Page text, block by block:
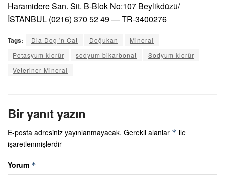
Haramidere San. Sit. B-Blok No:107 Beylikdüzü/
İSTANBUL (0216) 370 52 49 — TR-3400276
Tags: Dia Dog 'n Cat Doğukan
Mineral
Potasyum klorür
sodyum bikarbonat
Sodyum klorür
Veteriner Mineral
Bir yanıt yazın
E-posta adresiniz yayınlanmayacak. Gerekli alanlar * ile
işaretlenmişlerdir
Yorum *